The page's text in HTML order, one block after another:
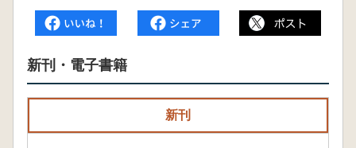
新刊・電子書籍
新刊